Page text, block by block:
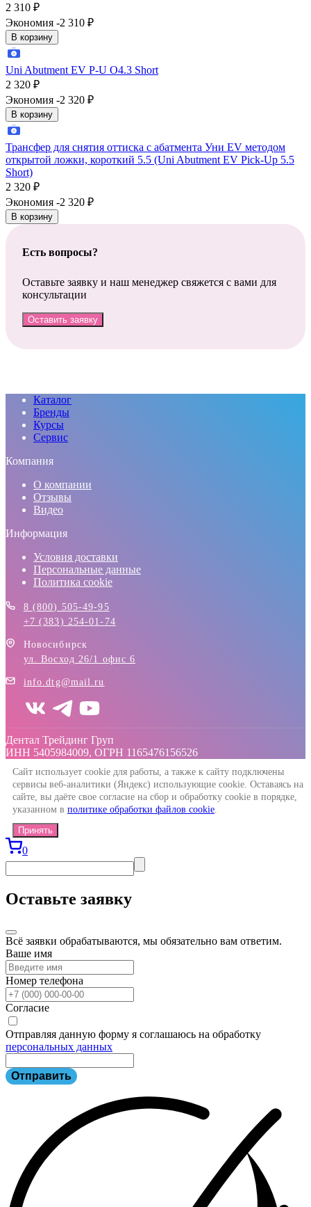
2 310 ₽
Экономия -2 310 ₽
В корзину
Uni Abutment EV P-U O4.3 Short
2 320 ₽
Экономия -2 320 ₽
В корзину
Трансфер для снятия оттиска с абатмента Уни EV методом
открытой ложки, короткий 5.5 (Uni Abutment EV Pick-Up 5.5
Short)
2 320 ₽
Экономия -2 320 ₽
В корзину
Есть вопросы?
Оставьте заявку и наш менеджер свяжется с вами для
консультации
Оставить заявку
Каталог
Бренды
Курсы
Сервис
Компания
О компании
Отзывы
Видео
Информация
Условия доставки
Персональные данные
Политика cookie
8 (800) 505-49-95
+7 (383) 254-01-74
Новосибирск
ул. Восход 26/1 офис 6
info.dtg@mail.ru
Дентал Трейдинг Груп
ИНН 5405984009, ОГРН 1165476156526
Сайт использует cookie для работы, а также к сайту подключены
сервисы веб-аналитики (Яндекс) использующие cookie. Оставаясь на
сайте, вы даёте свое согласие на сбор и обработку cookie в порядке,
указанном в политике обработки файлов cookie.
Принять
0
Оставьте заявку
Всё заявки обрабатываются, мы обязательно вам ответим.
Ваше имя
Номер телефона
Согласие
Отправляя данную форму я соглашаюсь на обработку
персональных данных
Отправить